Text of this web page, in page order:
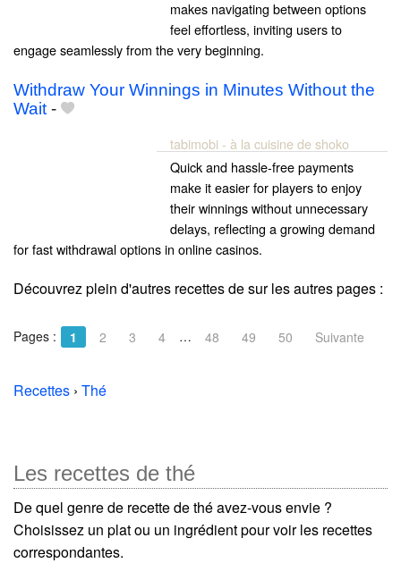
makes navigating between options
feel effortless, inviting users to
engage seamlessly from the very beginning.
Withdraw Your Winnings in Minutes Without the
Wait -
tabimobi - à la cuisine de shoko
Quick and hassle-free payments
make it easier for players to enjoy
their winnings without unnecessary
delays, reflecting a growing demand
for fast withdrawal options in online casinos.
Découvrez plein d'autres recettes desur les autres pages :
Pages : 1 2 3 4 … 48 49 50 Suivante
Recettes › Thé
Les recettes de thé
De quel genre de recette de thé avez-vous envie ?
Choisissez un plat ou un ingrédient pour voir les recettes
correspondantes.